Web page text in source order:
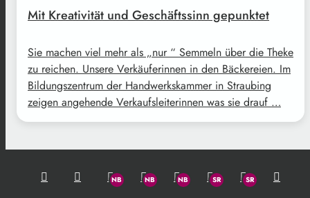
Mit Kreativität und Geschäftssinn gepunktet
Sie machen viel mehr als „nur “ Semmeln über die Theke
zu reichen. Unsere Verkäuferinnen in den Bäckereien. Im
Bildungszentrum der Handwerkskammer in Straubing
zeigen angehende Verkaufsleiterinnen was sie drauf …